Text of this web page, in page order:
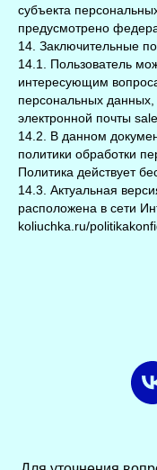
субъекта
предусмотрено
14. Заключительные
14.1. Пользователь
интересующим
персональных
электронной почты
14.2. В данном
политики обработки
Политика действует
14.3. Актуальная
расположена в сети
koliuchka.ru/